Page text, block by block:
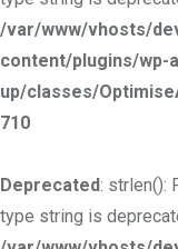
/var/www/vhosts/
content/plugins/wp-
up/classes/
710
Deprecated: strlen():
type string is